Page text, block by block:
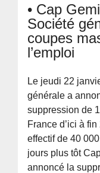
• Cap
Société
coupes
l’emploi
Le jeudi 22
générale a
suppression de
France d’ici à
effectif de 40
jours plus tôt
annoncé la